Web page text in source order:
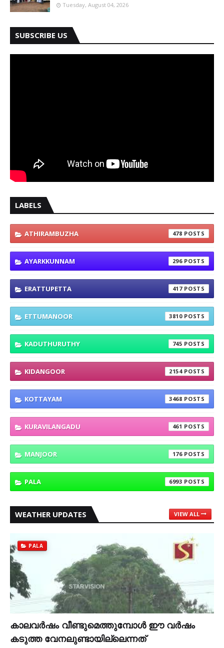
Tuesday, August 04, 2026
SUBSCRIBE US
LABELS
ATHIRAMBUZHA 478
AYARKKUNNAM 296
ERATTUPETTA 417
ETTUMANOOR 3810
KADUTHURUTHY 745
KIDANGOOR 2154
KOTTAYAM 3468
KURAVILANGADU 461
MANJOOR 176
PALA 6993
WEATHER UPDATES VIEW ALL
PALA
കാലവര്‍ഷം വീണ്ടുമെത്തുമ്പോള്‍ ഈ വര്‍ഷം
കടുത്ത വേനലുണ്ടായില്ലെന്നത്